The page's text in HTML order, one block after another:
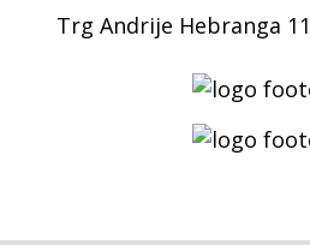
Trg Andrije Hebranga